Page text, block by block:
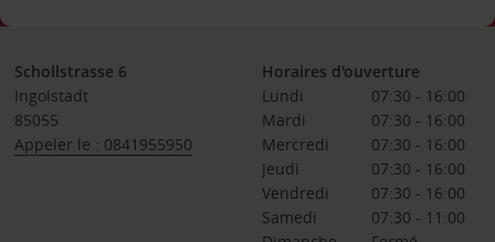
Schollstrasse 6
Ingolstadt
85055
Appeler le : 0841955950
Horaires d'ouverture
Lundi
07:30 - 16:00
Mardi
07:30 - 16:00
Mercredi
07:30 - 16:00
Jeudi
07:30 - 16:00
Vendredi
07:30 - 16:00
Samedi
07:30 - 11:00